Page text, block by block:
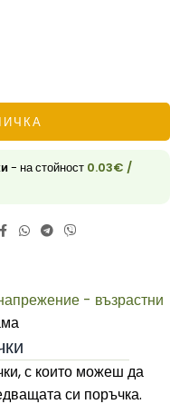
- на стойност 0.03€ /
- възрастни
с които можеш да
си поръчка.